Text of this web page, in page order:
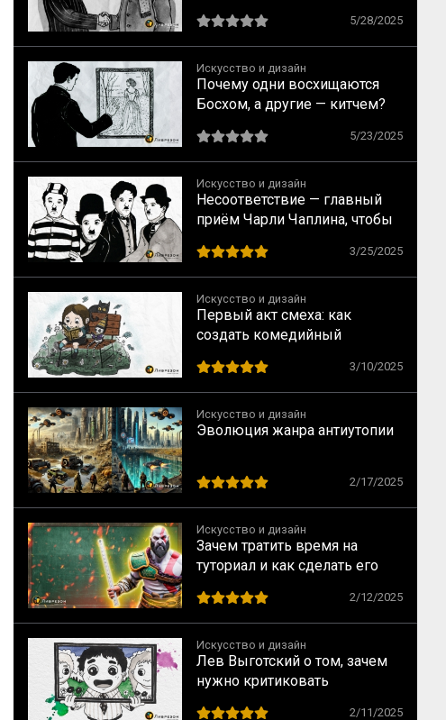
и исполнителей
5/28/2025
Искусство и дизайн
Почему одни восхищаются
Босхом, а другие — китчем?
искусство от подделки5/23/2025
Искусство и дизайн
Несоответствие — главный
приём Чарли Чаплина, чтобы
3/25/2025
Искусство и дизайн
Первый акт смеха: как
создать комедийный
ваш сценарий
3/10/2025
Искусство и дизайн
Эволюция жанра антиутопии
2/17/2025
Искусство и дизайн
Зачем тратить время на
туториал и как сделать его
2/12/2025
Искусство и дизайн
Лев Выготский о том, зачем
нужно критиковать
2/11/2025